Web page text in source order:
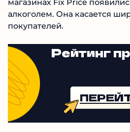
магазинах Fix Price
алкоголем. Она касается
покупателей.
Рейтинг